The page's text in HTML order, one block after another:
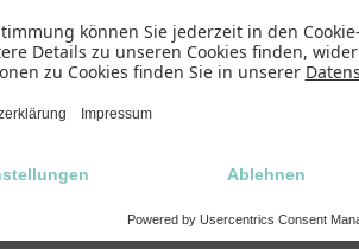
So nutzt du den OMRviewer